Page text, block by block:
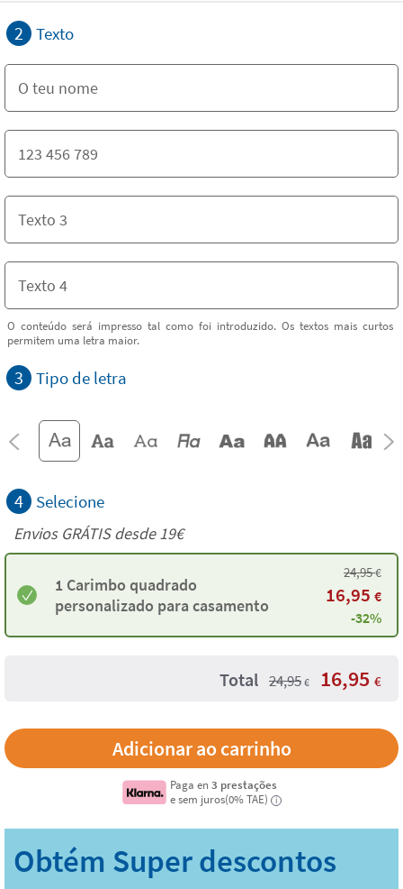
2 Texto
O conteúdo será impresso tal como foi introduzido. Os textos mais curtos
permitem uma letra maior.
3 Tipo de letra
4 Selecione
Envios GRÁTIS desde 19€
1 Carimbo quadrado
personalizado para casamento
24,95€
16,95 €
-32%
Total 24,95 € 16,95 €
Paga en3 prestações
e sem juros(0% TAE)
i